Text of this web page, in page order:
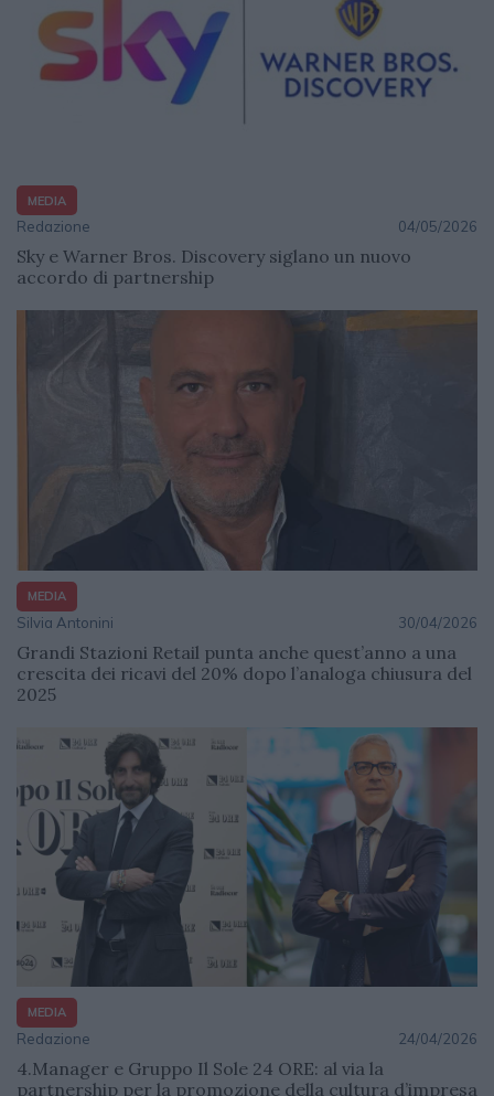
MEDIA
Redazione 04/05/2026
Sky e Warner Bros. Discovery siglano un nuovo
accordo di partnership
MEDIA
Silvia Antonini 30/04/2026
Grandi Stazioni Retail punta anche quest’anno a una
crescita dei ricavi del 20% dopo l’analoga chiusura del
2025
MEDIA
Redazione 24/04/2026
4.Manager e Gruppo Il Sole 24 ORE: al via la
partnership per la promozione della cultura d’impresa